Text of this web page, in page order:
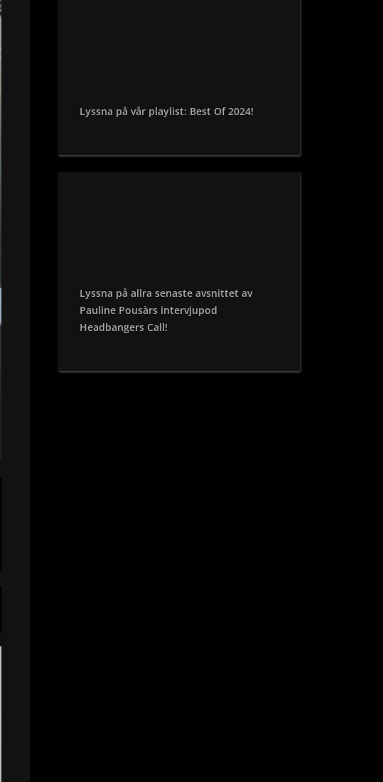
Lyssna på vår playlist: Best Of 2024!
Lyssna på allra senaste avsnittet av
Pauline Pousàrs intervjupod
Headbangers Call!